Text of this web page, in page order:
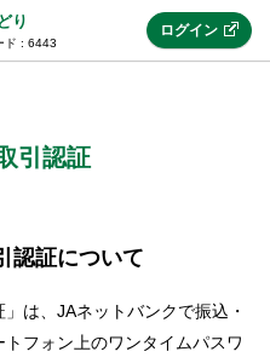
り
ド : 6443
バンク)
ログイン
引認証
認証について
は、JAネットバンクで振込・
フォン上のワンタイムパスワ